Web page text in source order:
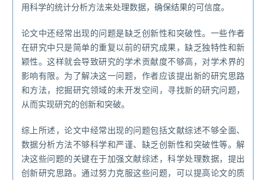
用科学的统计分析方法来处理数据，确保结果的可信度。
论文中还经常出现的问题是缺乏创新性和突破性。一些作者
在研究中只是简单的重复以前的研究成果，缺乏独特性和新
颖性。这样就会导致研究的学术贡献度不够高，对学术界的
影响有限。为了解决这一问题，作者应该提出新的研究思路
和方法，挖掘研究领域的未开发空间，寻找新的研究问题，
从而实现研究的创新和突破。
综上所述，论文中经常出现的问题包括文献综述不够全面、
数据分析方法不够科学和严谨、缺乏创新性和突破性等。解
决这些问题的关键在于加强文献综述，科学处理数据，提出
创新研究思路。通过努力克服这些问题，可以提高论文的质